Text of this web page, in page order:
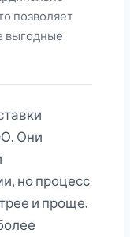
позволяет
выгодные
Они
но процесс
и проще.